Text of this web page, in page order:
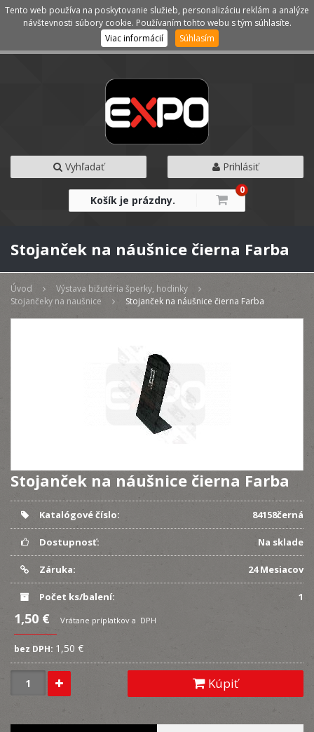
Kategórie Menu
Vyhľadať Prihlásiť
Košík je prázdny.
0
Stojanček na náušnice čierna Farba
Úvod
Výstava bižutéria šperky, hodinky
Stojančeky na naušnice
Stojanček na náušnice čierna Farba
Stojanček na náušnice čierna Farba
Katalógové číslo: 84158černá
Dostupnosť: Na sklade
Záruka: 24 Mesiacov
Počet ks/balení: 1
1,50 € Vrátane príplatkov a DPH
bez DPH: 1,50 €
Kúpiť
Tento web používa na poskytovanie služieb, personalizáciu reklám a analýze
návštevnosti súbory cookie. Používaním tohto webu s tým súhlasíte.
Viac informácií
Súhlasím